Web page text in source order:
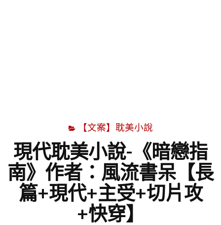
【文案】耽美小說
現代耽美小說-《暗戀指
南》作者：風流書呆【長
篇+現代+主受+切片攻
+快穿】